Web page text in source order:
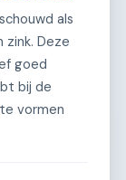
als
Deze
goed
bij de
vormen